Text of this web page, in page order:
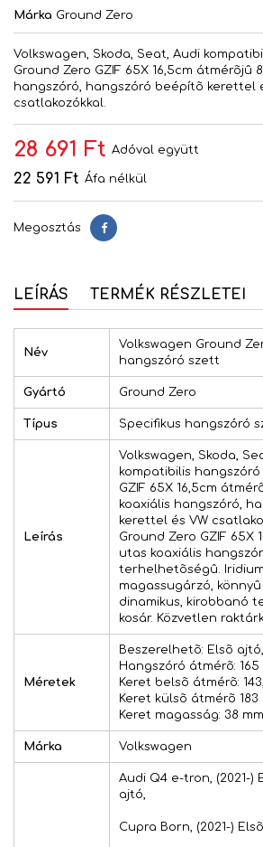
Márka Ground Zero
Volkswagen, Skoda, Seat, Audi
Ground Zero GZIF 65X 16,5cm átmérõjû
hangszóró, hangszóró beépítõ kerettel
csatlakozókkal.
28 691 Ft Adóval együtt
22 591 Ft Áfa nélkül
Megosztás Megosztás
LEÍRÁS TERMÉK RÉSZLETEI
Név
Volkswagen Ground
hangszóró szett
Gyártó Ground Zero
Típus Specifikus hangszóró
Leírás
Volkswagen, Skoda,
kompatibilis
GZIF 65X 16,5cm
koaxiális hangszóró,
kerettel és VW
Ground Zero GZIF 65X
utas koaxiális
terhelhetõségû.
magassugárzó, könnyû
dinamikus, kirobbanó
kosár. Közvetlen
Méretek
Beszerelhetõ: Elsõ
Hangszóró átmérõ: 165
Keret belsõ átmérõ:
Keret külsõ átmérõ 183
Keret magasság: 38 mm
Márka Volkswagen
Audi Q4 e-tron, (2021-)
ajtó,
Cupra Born, (2021-)